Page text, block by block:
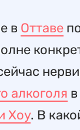
в Оттаве
алкоголя
Хоу. В